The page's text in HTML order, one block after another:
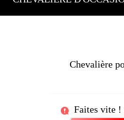
Chevalière
Faites vite !